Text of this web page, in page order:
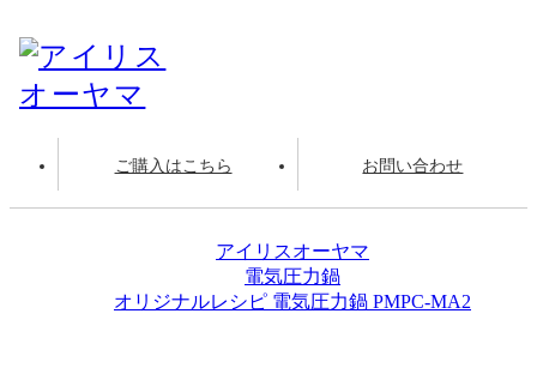
ご購入はこちら お問い合わせ
アイリスオーヤマ
電気圧力鍋
オリジナルレシピ 電気圧力鍋 PMPC-MA2